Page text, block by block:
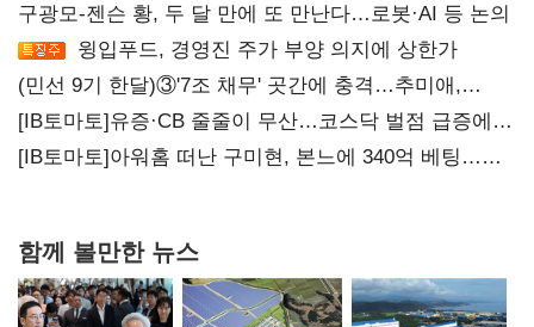
구광모-젠슨 황, 두 달 만에 또 만난다…로봇·AI 등 논의
윙입푸드, 경영진 주가 부양 의지에 상한가
(민선 9기 한달)③'7조 채무' 곳간에 충격…추미애,
20년만에 '비상재정' 선언 승부수
[IB토마토]유증·CB 줄줄이 무산…코스닥 벌점 급증에
상폐 압박
[IB토마토]아워홈 떠난 구미현, 본느에 340억 베팅…
함께 볼만한 뉴스